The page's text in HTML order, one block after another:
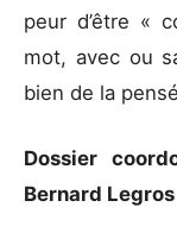
peur d’être «
mot, avec ou
bien de la
Dossier
Bernard Legros